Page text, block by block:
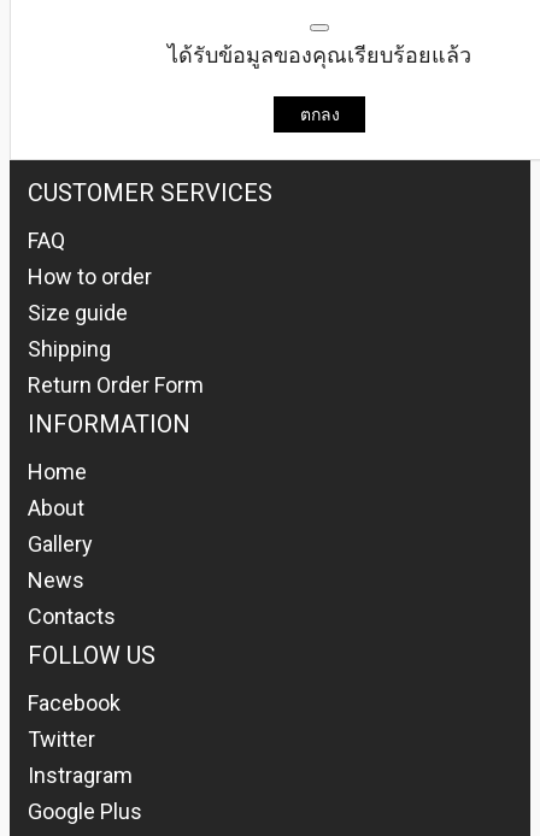
ได้รับข้อมูลของคุณเรียบร้อยแล้ว
ตกลง
CUSTOMER SERVICES
FAQ
How to order
Size guide
Shipping
Return Order Form
INFORMATION
Home
About
Gallery
News
Contacts
FOLLOW US
Facebook
Twitter
Instragram
Google Plus